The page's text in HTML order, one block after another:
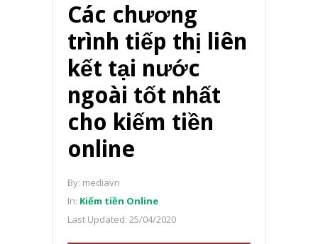
Các chương
trình tiếp thị liên
kết tại nước
ngoài tốt nhất
cho kiếm tiền
online
By: mediavn
In: Kiếm tiền Online
Last Updated: 25/04/2020